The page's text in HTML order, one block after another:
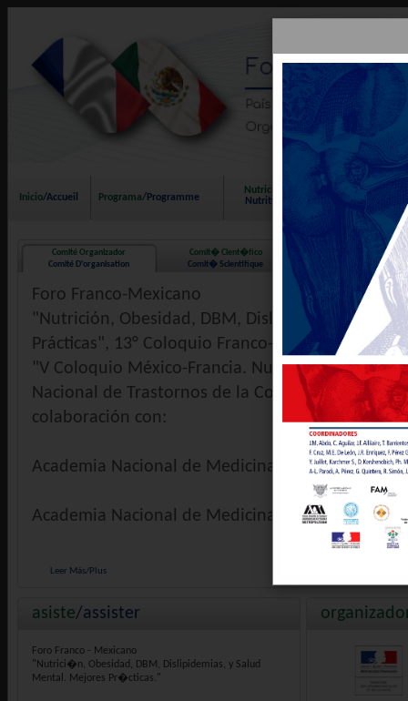
Inicio/Accueil Programa/Programme
Nutrici�n/Obesidad
Nutrition/Ob�sit�
DBM
Comité Organizador
Comité D'organisation
Comit� Cient�fico
Comit� Scientifique
Invitados de Honor
Invit�s D'honneur
Foro Franco-Mexicano
"Nutrición, Obesidad, DBM, Dislipidemias, y
Prácticas", 13° Coloquio Franco-Mexicano de
"V Coloquio México-Francia. Nutrición, Obesidad
Nacional de Trastornos de la Conducta
colaboración con:
Academia Nacional de Medicina de México
Academia Nacional de Medicina de Francia...
Leer Más/Plus
asiste/assister
Foro Franco - Mexicano
"Nutrici�n, Obesidad, DBM, Dislipidemias, y Salud
Mental. Mejores Pr�cticas."